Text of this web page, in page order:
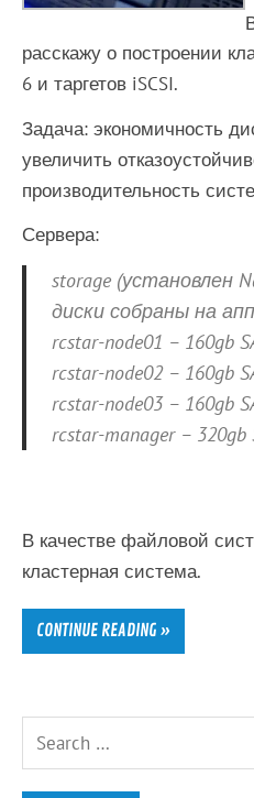
расскажу о построении
6 и таргетов iSCSI.
Задача: экономичность
увеличить
производительность
Сервера:
storage (установлен
диски собраны на
rcstar-node01 – 160gb
rcstar-node02 – 160gb
rcstar-node03 – 160gb
rcstar-manager – 320gb
В качестве файловой
кластерная система.
CONTINUE READING »